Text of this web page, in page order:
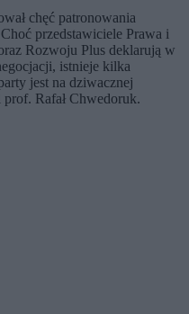
chęć patronowania
przedstawiciele Prawa i
Rozwoju Plus deklarują w
istnieje kilka
jest na dziwacznej
Rafał Chwedoruk.